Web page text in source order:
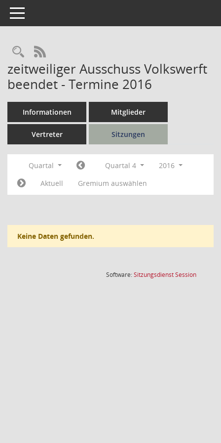
Toggle navigation
Rechercheauswahl
RSS-Feed
zeitweiliger Ausschuss Volkswerft
beendet - Termine 2016
Informationen Mitglieder
Vertreter Sitzungen
Quartal Quartal 4
2016
Aktuell
Gremium auswählen
Keine Daten gefunden.
Software:SitzungsdienstSession(Wird in